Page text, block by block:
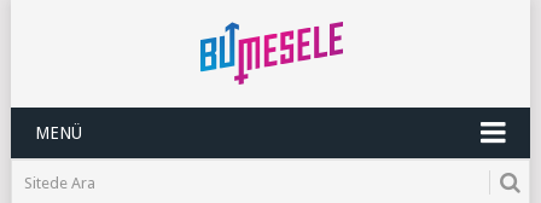
MENÜ